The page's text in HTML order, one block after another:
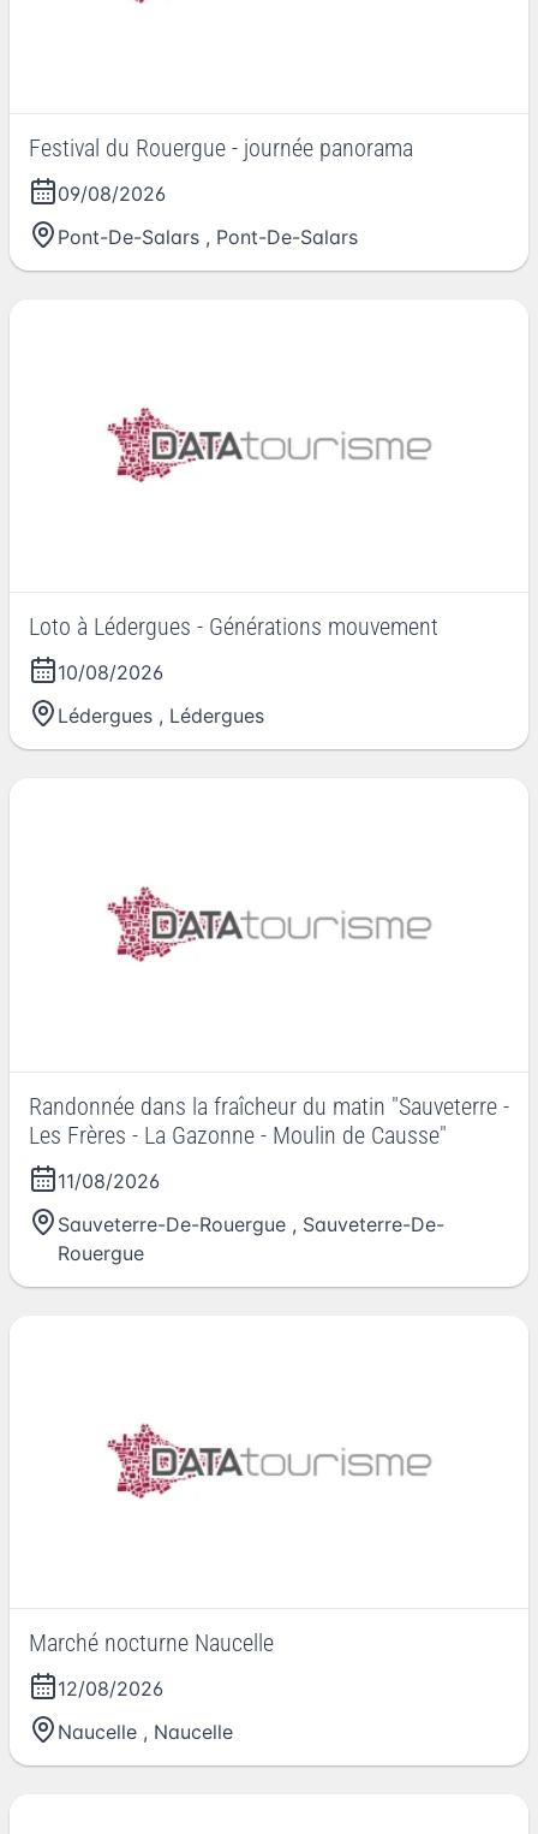
Festival du Rouergue - journée panorama
09/08/2026
Pont-De-Salars , Pont-De-Salars
Loto à Lédergues - Générations mouvement
10/08/2026
Lédergues , Lédergues
Randonnée dans la fraîcheur du matin "Sauveterre -
Les Frères - La Gazonne - Moulin de Causse"
11/08/2026
Sauveterre-De-Rouergue , Sauveterre-De-
Rouergue
Marché nocturne Naucelle
12/08/2026
Naucelle , Naucelle